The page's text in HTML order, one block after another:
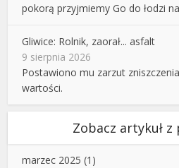
pokorą przyjmiemy Go do łodzi
Gliwice: Rolnik, zaorał... asfalt
9 sierpnia 2026
Postawiono mu zarzut
wartości.
Zobacz artykuł z
marzec 2025 (1)